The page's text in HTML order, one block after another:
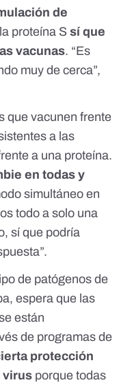
de
proteína S sí que
vacunas. “Es
muy de cerca”,
que vacunen frente
a las
a una proteína.
en todas y
simultáneo en
todo a solo una
sí que podría
de patógenos de
espera que las
están
de programas de
protección
virus porque todas